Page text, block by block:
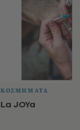
ΚΟΣΜΗΜΑΤΑ
La JOYa